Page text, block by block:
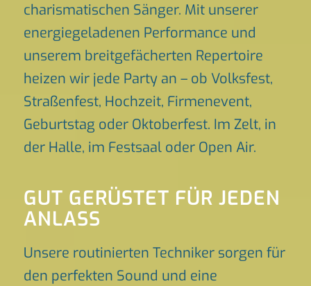
charismatischen Sänger. Mit unserer
energiegeladenen Performance und
unserem breitgefächerten Repertoire
heizen wir jede Party an – ob Volksfest,
Straßenfest, Hochzeit, Firmenevent,
Geburtstag oder Oktoberfest. Im Zelt, in
der Halle, im Festsaal oder Open Air.
GUT GERÜSTET FÜR JEDEN
ANLASS
Unsere routinierten Techniker sorgen für
den perfekten Sound und eine